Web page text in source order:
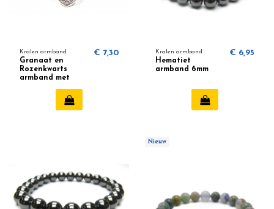
Kralen armband
Granaat en
Rozenkwarts
armband met
€ 7,30 Kralen armband
Hematiet
armband 6mm
€ 6,95
Nieuw